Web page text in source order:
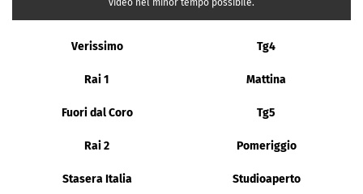
video nel minor tempo possibile.
Verissimo Tg4
Rai 1 Mattina
Fuori dal Coro Tg5
Rai 2 Pomeriggio
Stasera Italia Studioaperto